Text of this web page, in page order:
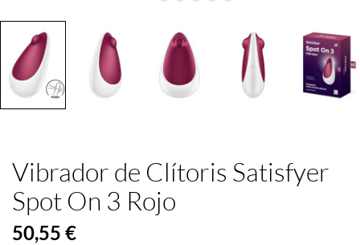
Vibrador de Clítoris Satisfyer
Spot On 3 Rojo
50,55 €